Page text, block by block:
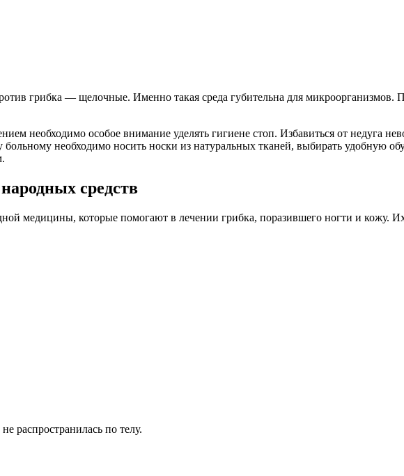
грибка — щелочные. Именно такая среда губительна для микроорганизмов.
необходимо особое внимание уделять гигиене стоп. Избавиться от недуга
необходимо носить носки из натуральных тканей, выбирать удобную
средств
медицины, которые помогают в лечении грибка, поразившего ногти и кожу.
распространилась по телу.